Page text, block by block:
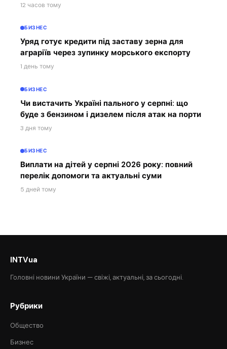
12 часов тому
БИЗНЕС
Уряд готує кредити під заставу зерна для
аграріїв через зупинку морського експорту
1 день тому
БИЗНЕС
Чи вистачить Україні пального у серпні: що
буде з бензином і дизелем після атак на порти
3 дня тому
БИЗНЕС
Виплати на дітей у серпні 2026 року: повний
перелік допомоги та актуальні суми
5 дней тому
INTVua
Головні новини України — свіжі, актуальні, за сьогодні.
Рубрики
Общество
Бизнес